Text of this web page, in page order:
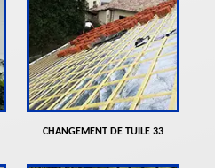
CHANGEMENT DE TUILE 33